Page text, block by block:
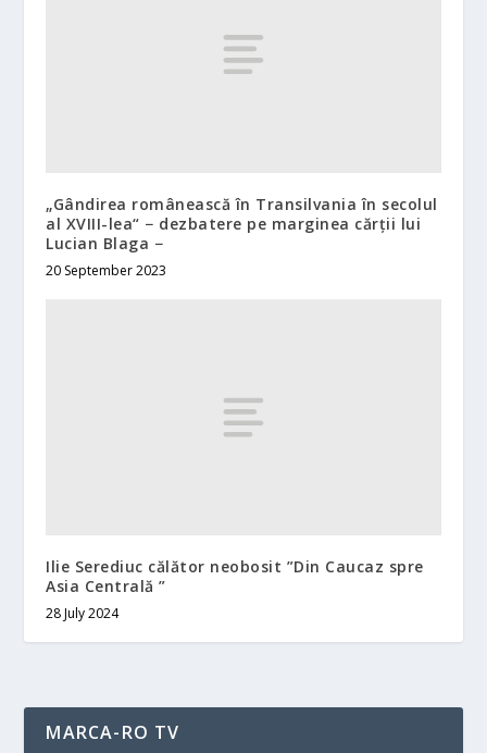
„Gândirea românească în Transilvania în secolul
al XVIII-lea“ − dezbatere pe marginea cărții lui
Lucian Blaga −
20 September 2023
Ilie Serediuc călător neobosit ”Din Caucaz spre
Asia Centrală ”
28 July 2024
MARCA-RO TV